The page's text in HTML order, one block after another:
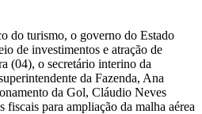
do turismo, o governo do Estado
de investimentos e atração de
(04), o secretário interino da
da Fazenda, Ana
da Gol, Cláudio Neves
fiscais para ampliação da malha aérea